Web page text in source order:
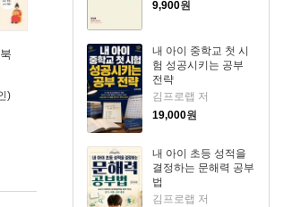
9,900원
내 아이 중학교 첫 시
험 성공시키는 공부
전략
김프로랩 저
19,000원
내 아이 초등 성적을
결정하는 문해력 공부
법
김프로랩 저
)